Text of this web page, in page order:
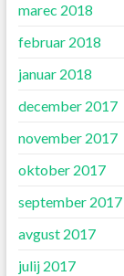
marec 2018
februar 2018
januar 2018
december 2017
november 2017
oktober 2017
september 2017
avgust 2017
julij 2017